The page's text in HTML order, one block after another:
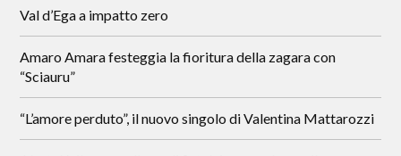
Val d’Ega a impatto zero
Amaro Amara festeggia la fioritura della zagara con
“Sciauru”
“L’amore perduto”, il nuovo singolo di Valentina Mattarozzi